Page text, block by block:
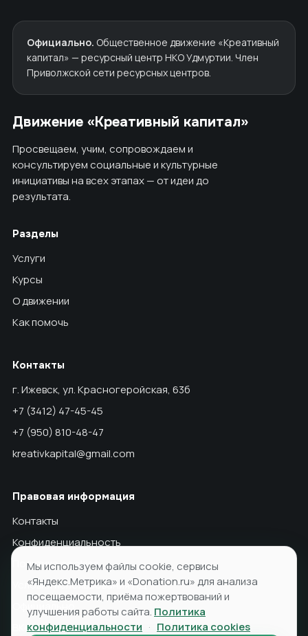
Официально. Общественное движение «Креативный
капитал» — ресурсный центр НКО Удмуртии. Член
Приволжской сети ресурсных центров.
Движение «Креативный капитал»
Просвещаем, учим, сопровождаем и
консультируем социальные и культурные
инициативы на всех этапах — от идеи до
результата.
Разделы
Услуги
Курсы
О движении
Как помочь
Контакты
г. Ижевск, ул. Красногеройская, 63б
+7 (3412) 47-45-45
+7 (950) 810-48-47
kreativkapital@gmail.com
Правовая информация
Контакты
Конфиденциальность
Политика cookies
Условия использования ПД
Официально
ВКонтакте
Мы используем файлы cookie, сервисы
«Яндекс.Метрика» и «Donation.ru» для анализа
посещаемости, приёма пожертвований и
улучшения работы сайта. Политика
конфиденциальности · Политика cookies